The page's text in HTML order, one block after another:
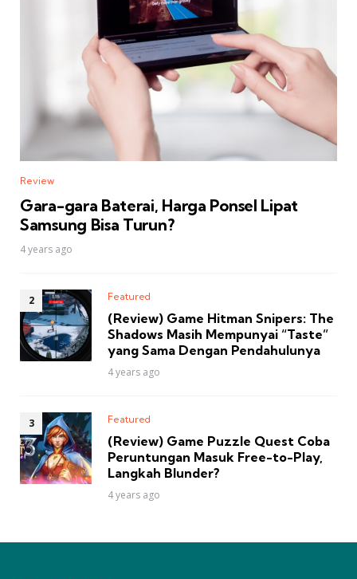
Review
Gara-gara Baterai, Harga Ponsel Lipat
Samsung Bisa Turun?
4 years ago
Featured
(Review) Game Hitman Snipers: The
Shadows Masih Mempunyai “Taste”
yang Sama Dengan Pendahulunya
4 years ago
Featured
(Review) Game Puzzle Quest Coba
Peruntungan Masuk Free-to-Play,
Langkah Blunder?
4 years ago